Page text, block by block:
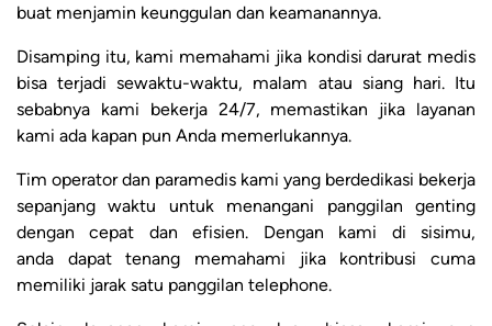
buat menjamin keunggulan dan keamanannya.
Disamping itu, kami memahami jika kondisi darurat medis
bisa terjadi sewaktu-waktu, malam atau siang hari. Itu
sebabnya kami bekerja 24/7, memastikan jika layanan
kami ada kapan pun Anda memerlukannya.
Tim operator dan paramedis kami yang berdedikasi bekerja
sepanjang waktu untuk menangani panggilan genting
dengan cepat dan efisien. Dengan kami di sisimu,
anda dapat tenang memahami jika kontribusi cuma
memiliki jarak satu panggilan telephone.